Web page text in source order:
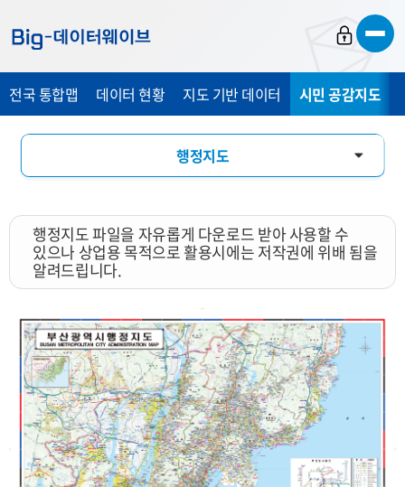
가
기
가
기
가
기
전국 통합맵 데이터 현황 지도 기반 데이터 시민 공감지도
행정지도
지도 활용 서비스
행정지도 파일을 자유롭게 다운로드 받아 사용할 수
있으나 상업용 목적으로 활용시에는 저작권에 위배 됨을
알려드립니다.